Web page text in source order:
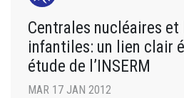
Centrales nucléaires
infantiles: un lien clair
étude de l’INSERM
MAR 17 JAN 2012